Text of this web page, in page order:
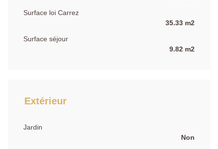
Surface loi Carrez
35.33 m2
Surface séjour
9.82 m2
Extérieur
Jardin
Non